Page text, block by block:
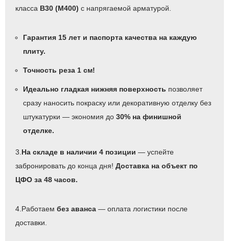
класса B30 (М400) с напрягаемой арматурой.
Гарантия 15 лет и паспорта качества на каждую
плиту.
Точность реза 1 см!
Идеально гладкая нижняя поверхность позволяет
сразу наносить покраску или декоративную отделку без
штукатурки — экономия до 30% на финишной
отделке.
3. На складе в наличии 4 позиции — успейте
забронировать до конца дня! Доставка на объект по
ЦФО за 48 часов.
4.Работаем без аванса — оплата логистики после
доставки.